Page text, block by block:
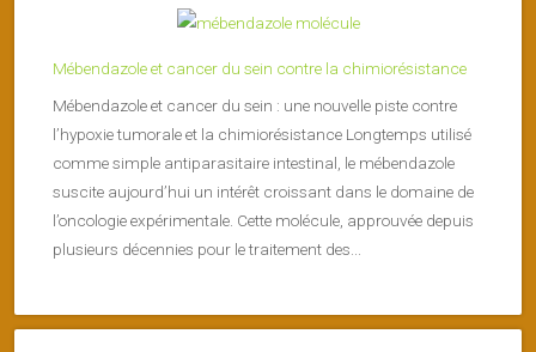
Mébendazole et cancer du sein contre la chimiorésistance
Mébendazole et cancer du sein : une nouvelle piste contre
l’hypoxie tumorale et la chimiorésistance Longtemps utilisé
comme simple antiparasitaire intestinal, le mébendazole
suscite aujourd’hui un intérêt croissant dans le domaine de
l’oncologie expérimentale. Cette molécule, approuvée depuis
plusieurs décennies pour le traitement des...